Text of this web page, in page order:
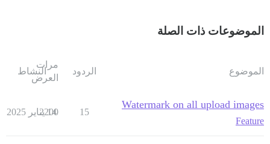
الموضوعات ذات الصلة
الموضوع الردود
مرات
العرض
النشاط
Watermark on all upload images
Feature
15
2200
14 يناير 2025